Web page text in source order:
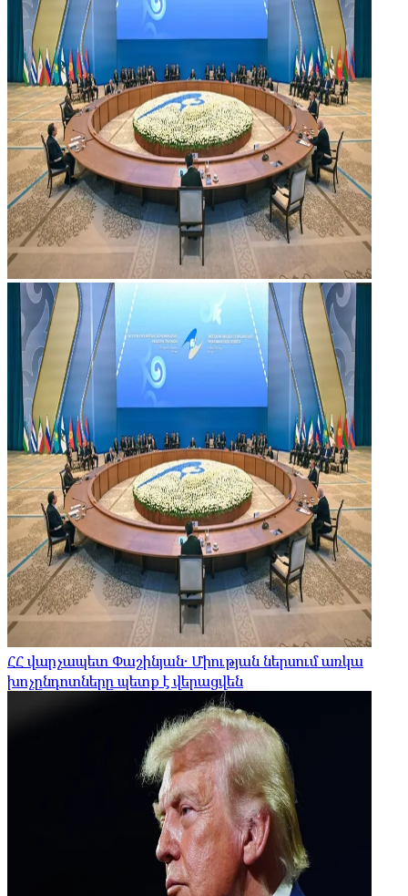
ՀՀ վարչապետ Փաշինյան․ Միության ներսում առկա
խոչընդոտները պետք է վերացվեն